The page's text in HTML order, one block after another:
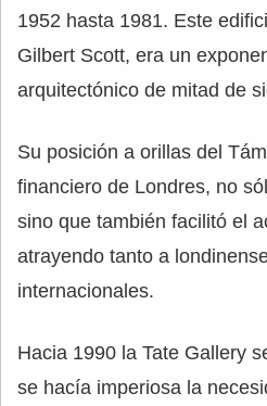
1952 hasta 1981. Este
Gilbert Scott, era un
arquitectónico de mitad de
Su posición a orillas del
financiero de Londres, no
sino que también facilitó el
atrayendo tanto a
internacionales.
Hacia 1990 la Tate Gallery
se hacía imperiosa la